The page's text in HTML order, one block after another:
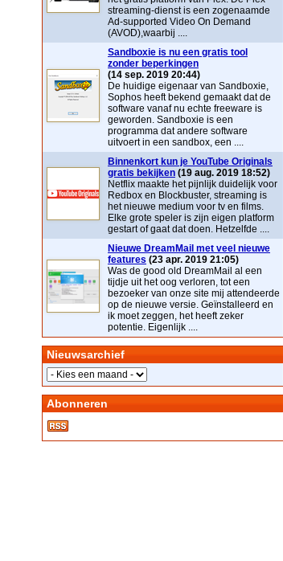
streaming-dienst is een zogenaamde
Ad-supported Video On Demand
(AVOD),waarbij ....
Sandboxie is nu een gratis tool
zonder beperkingen
(14 sep. 2019 20:44)
De huidige eigenaar van Sandboxie,
Sophos heeft bekend gemaakt dat de
software vanaf nu echte freeware is
geworden. Sandboxie is een
programma dat andere software
uitvoert in een sandbox, een ....
Binnenkort kun je YouTube Originals
gratis bekijken (19 aug. 2019 18:52)
Netflix maakte het pijnlijk duidelijk voor
Redbox en Blockbuster, streaming is
het nieuwe medium voor tv en films.
Elke grote speler is zijn eigen platform
gestart of gaat dat doen. Hetzelfde ....
Nieuwe DreamMail met veel nieuwe
features (23 apr. 2019 21:05)
Was de good old DreamMail al een
tijdje uit het oog verloren, tot een
bezoeker van onze site mij attendeerde
op de nieuwe versie. Geïnstalleerd en
ik moet zeggen, het heeft zeker
potentie. Eigenlijk ....
Nieuwsarchief
Abonneren